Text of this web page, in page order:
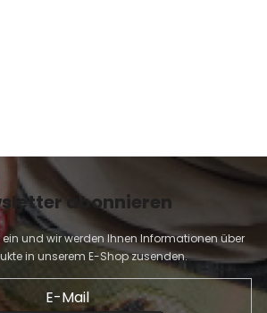
abonnieren
ein und wir werden Ihnen Informationen über
in unserem E-Shop zusenden.
E-Mail